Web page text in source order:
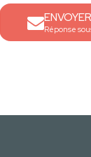
Réponse